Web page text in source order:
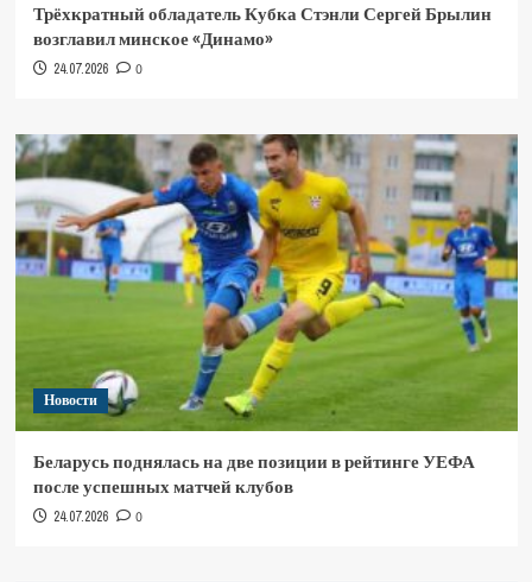
Трёхкратный обладатель Кубка Стэнли Сергей Брылин
возглавил минское «Динамо»
24.07.2026 0
Новости
Беларусь поднялась на две позиции в рейтинге УЕФА
после успешных матчей клубов
24.07.2026 0